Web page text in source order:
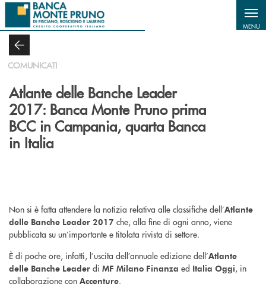
Salta al contenuto principale
MENU
COMUNICATI
Atlante delle Banche Leader
2017: Banca Monte Pruno prima
BCC in Campania, quarta Banca
in Italia
Non si è fatta attendere la notizia relativa alle classifiche dell’Atlante
delle Banche Leader 2017 che, alla fine di ogni anno, viene
pubblicata su un’importante e titolata rivista di settore.
È di poche ore, infatti, l’uscita dell’annuale edizione dell’Atlante
delle Banche Leader di MF Milano Finanza ed Italia Oggi, in
collaborazione con Accenture.